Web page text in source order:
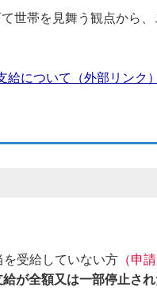
世帯を見舞う観点から
について（外部リンク）
受給していない方 （申
全額又は一部停止され